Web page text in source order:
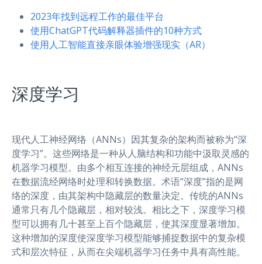
2023年找到远程工作的最佳平台
使用ChatGPT代码解释器插件的10种方式
使用人工智能直接亲眼体验增强现实（AR）
深度学习
现代人工神经网络（ANNs）因其复杂的架构而被称为“深
度学习”。这些网络是一种从人脑结构和功能中汲取灵感的
机器学习模型。由多个相互连接的神经元层组成，ANNs
在数据流经网络时处理和转换数据。术语“深度”指的是网
络的深度，由其架构中隐藏层的数量决定。传统的ANNs
通常只有几个隐藏层，相对较浅。相比之下，深度学习模
型可以拥有几十甚至上百个隐藏层，使其深度显著增加。
这种增加的深度使深度学习模型能够捕捉数据中的复杂模
式和层次特征，从而在尖端机器学习任务中具有高性能。